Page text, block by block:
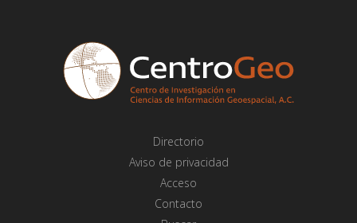
Directorio
Aviso de privacidad
Acceso
Contacto